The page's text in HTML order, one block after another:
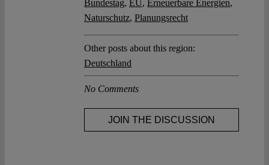
Bundestag, EU, Erneuerbare Energien,
Naturschutz, Planungsrecht
Other posts about this region:
Deutschland
No Comments
JOIN THE DISCUSSION